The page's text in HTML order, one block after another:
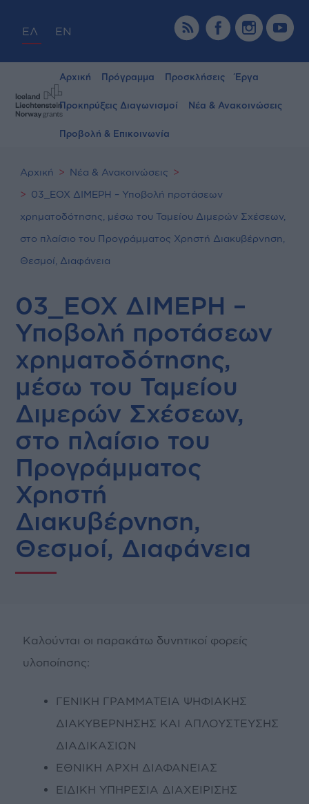
ΕΛ EN
Αρχική Πρόγραμμα Προσκλήσεις Έργα
Προκηρύξεις Διαγωνισμοί Νέα & Ανακοινώσεις
Προβολή & Επικοινωνία
Αρχική Νέα & Ανακοινώσεις
03_ΕΟΧ ΔΙΜΕΡΗ – Υποβολή προτάσεων
χρηματοδότησης, μέσω του Ταμείου Διμερών Σχέσεων,
στο πλαίσιο του Προγράμματος Χρηστή Διακυβέρνηση,
Θεσμοί, Διαφάνεια
03_ΕΟΧ ΔΙΜΕΡΗ –
Υποβολή προτάσεων
χρηματοδότησης,
μέσω του Ταμείου
Διμερών Σχέσεων,
στο πλαίσιο του
Προγράμματος
Χρηστή
Διακυβέρνηση,
Θεσμοί, Διαφάνεια
Καλούνται οι παρακάτω δυνητικοί φορείς
υλοποίησης:
ΓΕΝΙΚΗ ΓΡΑΜΜΑΤΕΙΑ ΨΗΦΙΑΚΗΣ
ΔΙΑΚΥΒΕΡΝΗΣΗΣ ΚΑΙ ΑΠΛΟΥΣΤΕΥΣΗΣ
ΔΙΑΔΙΚΑΣΙΩΝ
ΕΘΝΙΚΗ ΑΡΧΗ ΔΙΑΦΑΝΕΙΑΣ
ΕΙΔΙΚΗ ΥΠΗΡΕΣΙΑ ΔΙΑΧΕΙΡΙΣΗΣ